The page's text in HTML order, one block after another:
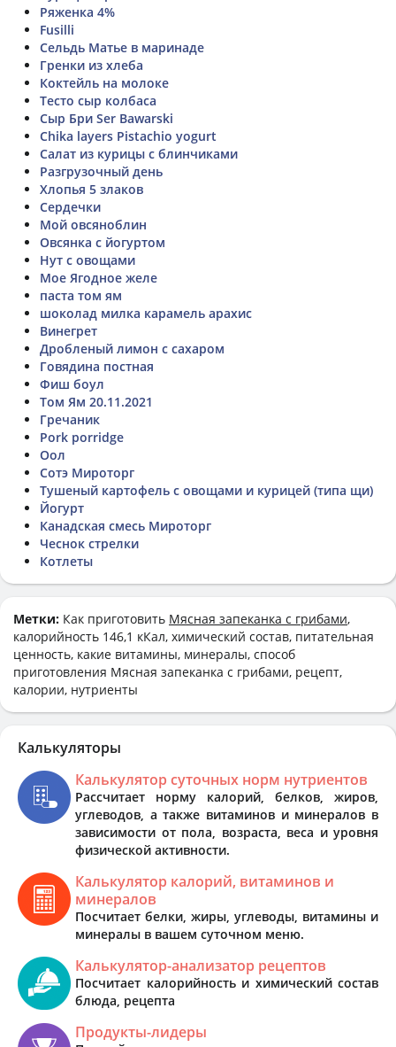
Ряженка 4%
Fusilli
Сельдь Матье в маринаде
Гренки из хлеба
Коктейль на молоке
Тесто сыр колбаса
Сыр Бри Ser Bawarski
Chika layers Pistachio yogurt
Салат из курицы с блинчиками
Разгрузочный день
Хлопья 5 злаков
Сердечки
Мой овсяноблин
Овсянка с йогуртом
Нут с овощами
Мое Ягодное желе
паста том ям
шоколад милка карамель арахис
Винегрет
Дробленый лимон с сахаром
Говядина постная
Фиш боул
Том Ям 20.11.2021
Гречаник
Pork porridge
Оол
Сотэ Мироторг
Тушеный картофель с овощами и курицей (типа щи)
Йогурт
Канадская смесь Мироторг
Чеснок стрелки
Котлеты
Метки: Как приготовить Мясная запеканка с грибами,
калорийность 146,1 кКал, химический состав, питательная
ценность, какие витамины, минералы, способ
приготовления Мясная запеканка с грибами, рецепт,
калории, нутриенты
Калькуляторы
Калькулятор суточных норм нутриентов
Рассчитает норму калорий, белков, жиров,
углеводов, а также витаминов и минералов в
зависимости от пола, возраста, веса и уровня
физической активности.
Калькулятор калорий, витаминов и
минералов
Посчитает белки, жиры, углеводы, витамины и
минералы в вашем суточном меню.
Калькулятор-анализатор рецептов
Посчитает калорийность и химический состав
блюда, рецепта
Продукты-лидеры